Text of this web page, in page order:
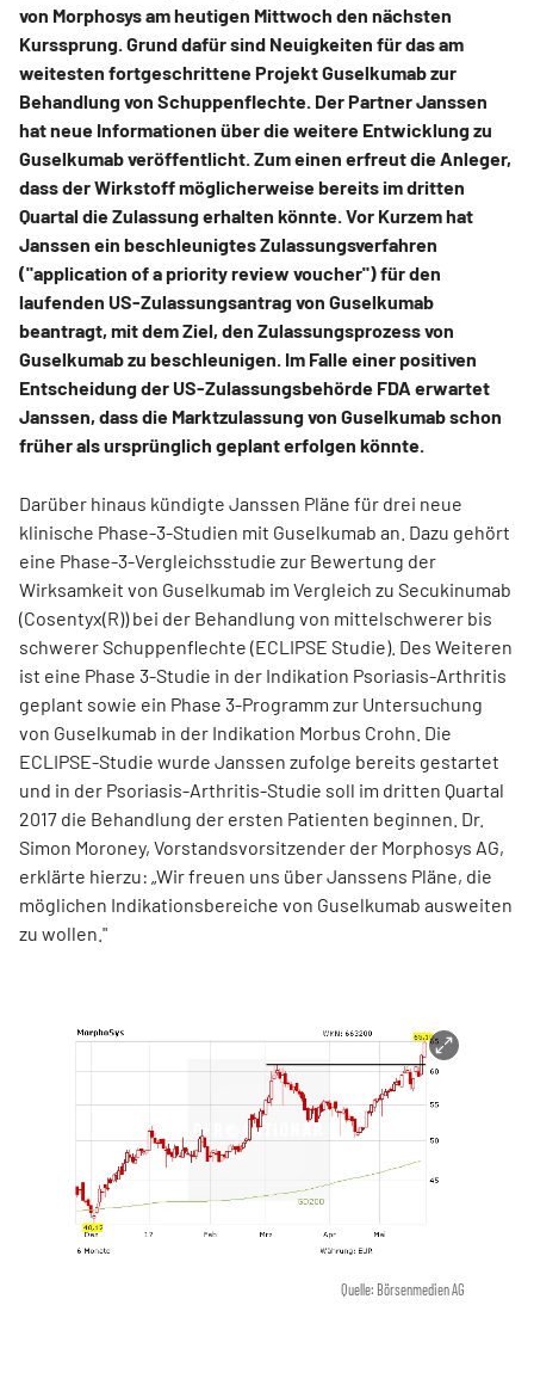
von Morphosys am heutigen Mittwoch den nächsten
Kurssprung. Grund dafür sind Neuigkeiten für das am
weitesten fortgeschrittene Projekt Guselkumab zur
Behandlung von Schuppenflechte. Der Partner Janssen
hat neue Informationen über die weitere Entwicklung zu
Guselkumab veröffentlicht. Zum einen erfreut die Anleger,
dass der Wirkstoff möglicherweise bereits im dritten
Quartal die Zulassung erhalten könnte. Vor Kurzem hat
Janssen ein beschleunigtes Zulassungsverfahren
("application of a priority review voucher") für den
laufenden US-Zulassungsantrag von Guselkumab
beantragt, mit dem Ziel, den Zulassungsprozess von
Guselkumab zu beschleunigen. Im Falle einer positiven
Entscheidung der US-Zulassungsbehörde FDA erwartet
Janssen, dass die Marktzulassung von Guselkumab schon
früher als ursprünglich geplant erfolgen könnte.
Darüber hinaus kündigte Janssen Pläne für drei neue
klinische Phase-3-Studien mit Guselkumab an. Dazu gehört
eine Phase-3-Vergleichsstudie zur Bewertung der
Wirksamkeit von Guselkumab im Vergleich zu Secukinumab
(Cosentyx(R)) bei der Behandlung von mittelschwerer bis
schwerer Schuppenflechte (ECLIPSE Studie). Des Weiteren
ist eine Phase 3-Studie in der Indikation Psoriasis-Arthritis
geplant sowie ein Phase 3-Programm zur Untersuchung
von Guselkumab in der Indikation Morbus Crohn. Die
ECLIPSE-Studie wurde Janssen zufolge bereits gestartet
und in der Psoriasis-Arthritis-Studie soll im dritten Quartal
2017 die Behandlung der ersten Patienten beginnen. Dr.
Simon Moroney, Vorstandsvorsitzender der Morphosys AG,
erklärte hierzu: „Wir freuen uns über Janssens Pläne, die
möglichen Indikationsbereiche von Guselkumab ausweiten
zu wollen."
Quelle: Börsenmedien AG